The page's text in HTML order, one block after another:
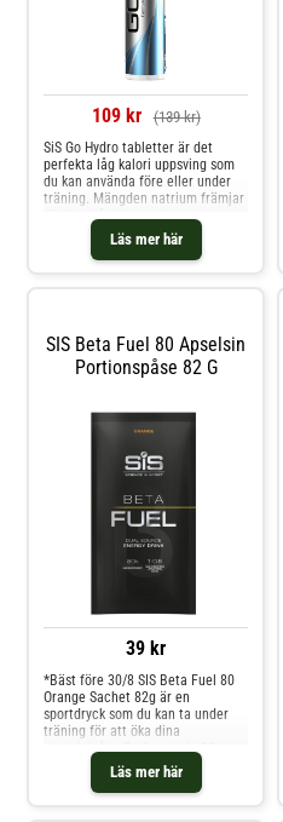
109 kr (139 kr)
Läs mer här
SiS Go Hydro tabletter är det
perfekta låg kalori uppsving som
du kan använda före eller under
träning. Mängden natrium främjar
vätskenivån i intensiva
ansträngningar i värmen. På
grund av den låga kaloriinnehållet
är bletternaidealiska för idrottare
SIS Beta Fuel 80 Apselsin
Portionspåse 82 G
39 kr
Läs mer här
*Bäst före 30/8 SIS Beta Fuel 80
Orange Sachet 82g är en
sportdryck som du kan ta under
träning för att öka dina
energinivåer. Tack vare de 80 g
kolhydrater med ett 1:0,8-
förhållande mellan maltodextrin
och fruktos får du en riktig